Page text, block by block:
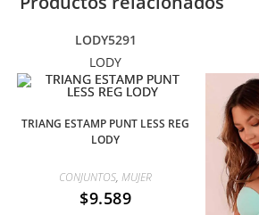
LODY5291
LODY
TRIANG ESTAMP PUNT LESS REG
LODY
CONJUNTOS,MUJER
$9.589